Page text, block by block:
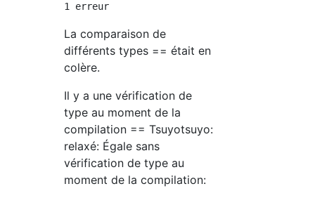
La comparaison de
différents types == était en
colère.
Il y a une vérification de
type au moment de la
compilation == Tsuyotsuyo:
relaxé: Égale sans
vérification de type au
moment de la compilation: